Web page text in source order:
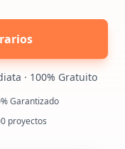
· 100% Gratuito
Garantizado
proyectos